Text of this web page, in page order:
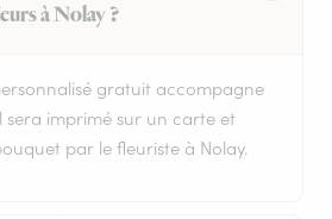
à Nolay ?
gratuit accompagne
sera imprimé sur un carte et
par le fleuriste à Nolay.